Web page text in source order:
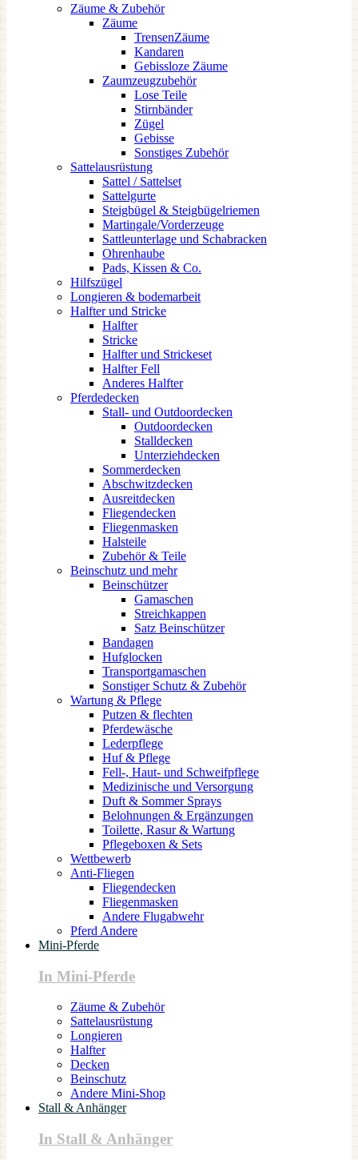
Zäume & Zubehör
Zäume
TrensenZäume
Kandaren
Gebissloze Zäume
Zaumzeugzubehör
Lose Teile
Stirnbänder
Zügel
Gebisse
Sonstiges Zubehör
Sattelausrüstung
Sattel / Sattelset
Sattelgurte
Steigbügel & Steigbügelriemen
Martingale/Vorderzeuge
Sattleunterlage und Schabracken
Ohrenhaube
Pads, Kissen & Co.
Hilfszügel
Longieren & bodemarbeit
Halfter und Stricke
Halfter
Stricke
Halfter und Strickeset
Halfter Fell
Anderes Halfter
Pferdedecken
Stall- und Outdoordecken
Outdoordecken
Stalldecken
Unterziehdecken
Sommerdecken
Abschwitzdecken
Ausreitdecken
Fliegendecken
Fliegenmasken
Halsteile
Zubehör & Teile
Beinschutz und mehr
Beinschützer
Gamaschen
Streichkappen
Satz Beinschützer
Bandagen
Hufglocken
Transportgamaschen
Sonstiger Schutz & Zubehör
Wartung & Pflege
Putzen & flechten
Pferdewäsche
Lederpflege
Huf & Pflege
Fell-, Haut- und Schweifpflege
Medizinische und Versorgung
Duft & Sommer Sprays
Belohnungen & Ergänzungen
Toilette, Rasur & Wartung
Pflegeboxen & Sets
Wettbewerb
Anti-Fliegen
Fliegendecken
Fliegenmasken
Andere Flugabwehr
Pferd Andere
Mini-Pferde
In Mini-Pferde
Zäume & Zubehör
Sattelausrüstung
Longieren
Halfter
Decken
Beinschutz
Andere Mini-Shop
Stall & Anhänger
In Stall & Anhänger